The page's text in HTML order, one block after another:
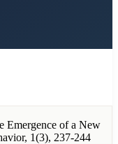
Emergence of a New
1(3), 237-244